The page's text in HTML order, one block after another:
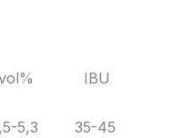
IBU
5,3 35-45